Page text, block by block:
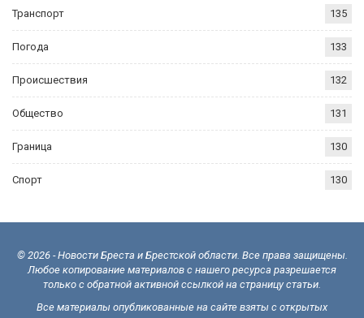
Транспорт 135
Погода 133
Происшествия 132
Общество 131
Граница 130
Спорт 130
© 2026 - Новости Бреста и Брестской области. Все права защищены.
Любое копирование материалов с нашего ресурса разрешается
только с обратной активной ссылкой на страницу статьи.
Все материалы опубликованные на сайте взяты с открытых